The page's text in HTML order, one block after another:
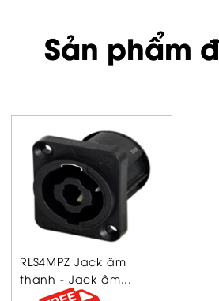
Sản phẩm
RLS4MPZ Jack âm
thanh - Jack âm...